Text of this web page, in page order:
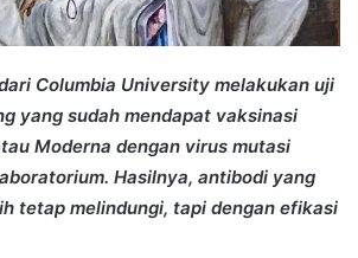
Columbia University melakukan uji
yang sudah mendapat vaksinasi
Moderna dengan virus mutasi
Hasilnya, antibodi yang
tetap melindungi, tapi dengan efikasi